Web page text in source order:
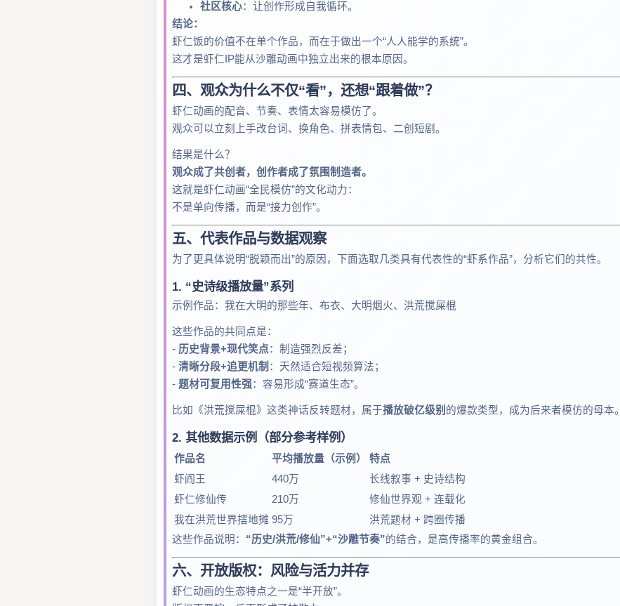
社区核心：让创作形成自我循环。
结论：
虾仁饭的价值不在单个作品，而在于做出一个“人人能学的系统”。
这才是虾仁IP能从沙雕动画中独立出来的根本原因。
四、观众为什么不仅“看”，还想“跟着做”？
虾仁动画的配音、节奏、表情太容易模仿了。
观众可以立刻上手改台词、换角色、拼表情包、二创短剧。
结果是什么？
观众成了共创者，创作者成了氛围制造者。
这就是虾仁动画“全民模仿”的文化动力：
不是单向传播，而是“接力创作”。
五、代表作品与数据观察
为了更具体说明“脱颖而出”的原因，下面选取几类具有代表性的“虾系作品”，分析它们的共性。
1. “史诗级播放量”系列
示例作品：我在大明的那些年、布衣、大明烟火、洪荒搅屎棍
这些作品的共同点是：
- 历史背景+现代笑点：制造强烈反差；
- 清晰分段+追更机制 ：天然适合短视频算法；
- 题材可复用性强：容易形成“赛道生态”。
比如《洪荒搅屎棍》这类神话反转题材，属于播放破亿级别 的爆款类型，成为后来者模仿的母本。
2. 其他数据示例（部分参考样例）
作品名 平均播放量（示例）
特点
虾阎王
440万
长线叙事 + 史诗结构
虾仁修仙传
210万
修仙世界观 + 连载化
我在洪荒世界摆地摊 95万
洪荒题材 + 跨圈传播
这些作品说明： “历史/洪荒/修仙”+“沙雕节奏”的结合，是高传播率的黄金组合。
六、开放版权：风险与活力并存
虾仁动画的生态特点之一是“半开放”。